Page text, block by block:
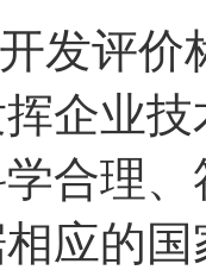
发评
企业
合理
应的